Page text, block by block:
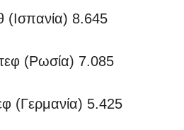
(Ισπανία) 8.645
(Ρωσία) 7.085
(Γερμανία) 5.425